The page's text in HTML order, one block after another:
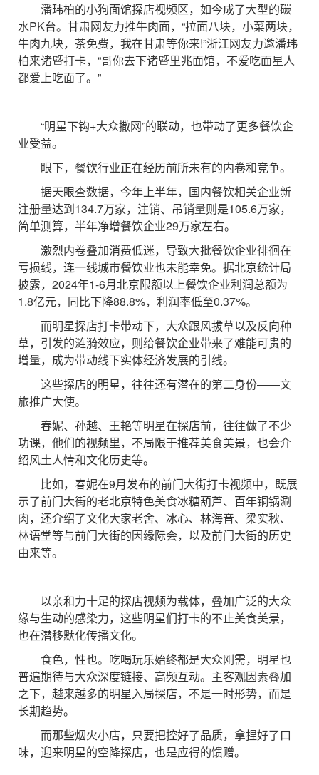
潘玮柏的小狗面馆探店视频区，如今成了大型的碳
水PK台。甘肃网友力推牛肉面，“拉面八块，小菜两块，
牛肉九块，茶免费，我在甘肃等你来!”浙江网友力邀潘玮
柏来诸暨打卡，“哥你去下诸暨里兆面馆，不爱吃面星人
都爱上吃面了。”
“明星下钩+大众撒网”的联动，也带动了更多餐饮企
业受益。
眼下，餐饮行业正在经历前所未有的内卷和竞争。
据天眼查数据，今年上半年，国内餐饮相关企业新
注册量达到134.7万家，注销、吊销量则是105.6万家，
简单测算，半年净增餐饮企业29万家左右。
激烈内卷叠加消费低迷，导致大批餐饮企业徘徊在
亏损线，连一线城市餐饮业也未能幸免。据北京统计局
披露，2024年1-6月北京限额以上餐饮企业利润总额为
1.8亿元，同比下降88.8%，利润率低至0.37%。
而明星探店打卡带动下，大众跟风拔草以及反向种
草，引发的涟漪效应，则给餐饮企业带来了难能可贵的
增量，成为带动线下实体经济发展的引线。
这些探店的明星，往往还有潜在的第二身份——文
旅推广大使。
春妮、孙越、王艳等明星在探店前，往往做了不少
功课，他们的视频里，不局限于推荐美食美景，也会介
绍风土人情和文化历史等。
比如，春妮在9月发布的前门大街打卡视频中，既展
示了前门大街的老北京特色美食冰糖葫芦、百年铜锅涮
肉，还介绍了文化大家老舍、冰心、林海音、梁实秋、
林语堂等与前门大街的因缘际会，以及前门大街的历史
由来等。
以亲和力十足的探店视频为载体，叠加广泛的大众
缘与生动的感染力，这些明星们打卡的不止美食美景，
也在潜移默化传播文化。
食色，性也。吃喝玩乐始终都是大众刚需，明星也
普遍期待与大众深度链接、高频互动。主客观因素叠加
之下，越来越多的明星入局探店，不是一时形势，而是
长期趋势。
而那些烟火小店，只要把控好了品质，拿捏好了口
味，迎来明星的空降探店，也是应得的馈赠。